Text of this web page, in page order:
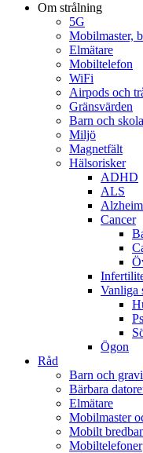
Om strålning
5G
Mobilmaster,
Elmätare
Mobiltelefon
WiFi
Airpods och
Gränsvärden
Barn och skola
Miljö
Magnetfält
Hälsorisker
ADHD
ALS
Cancer
Vanliga
Ögon
Råd
Barn och
Bärbara
Elmätare
Mobilmaster
Mobilt
Mobiltelefoner